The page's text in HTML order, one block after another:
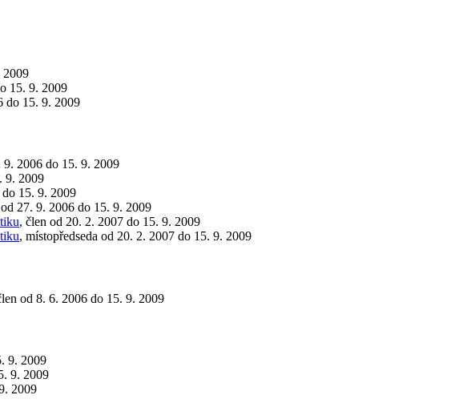
2009
15. 9. 2009
do 15. 9. 2009
9. 2006 do 15. 9. 2009
9. 2009
15. 9. 2009
27. 9. 2006 do 15. 9. 2009
, člen od 20. 2. 2007 do 15. 9. 2009
, místopředseda od 20. 2. 2007 do 15. 9. 2009
od 8. 6. 2006 do 15. 9. 2009
9. 2009
9. 2009
2009